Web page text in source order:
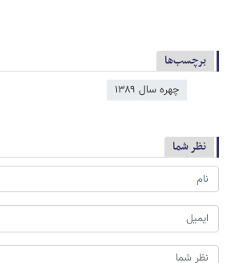
برچسب‌ها
چهره سال ۱۳۸۹
نظر شما